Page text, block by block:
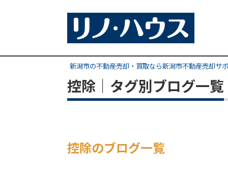
新潟市の不動産売却・買取なら新潟市不動産売却サ
控除｜タグ別ブログ一覧
控除のブログ一覧